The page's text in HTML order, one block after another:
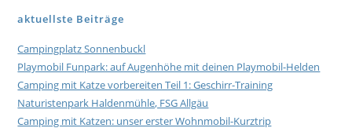
aktuellste Beiträge
Campingplatz Sonnenbuckl
Playmobil Funpark: auf Augenhöhe mit deinen Playmobil-Helden
Camping mit Katze vorbereiten Teil 1: Geschirr-Training
Naturistenpark Haldenmühle, FSG Allgäu
Camping mit Katzen: unser erster Wohnmobil-Kurztrip